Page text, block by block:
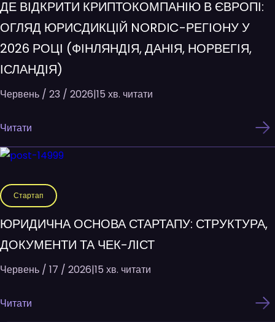
ДЕ ВІДКРИТИ КРИПТОКОМПАНІЮ В ЄВРОПІ:
ОГЛЯД ЮРИСДИКЦІЙ NORDIC-РЕГІОНУ У
2026 РОЦІ (ФІНЛЯНДІЯ, ДАНІЯ, НОРВЕГІЯ,
ІСЛАНДІЯ)
Червень / 23 / 2026|15 хв. читати
Читати
Стартап
ЮРИДИЧНА ОСНОВА СТАРТАПУ: СТРУКТУРА,
ДОКУМЕНТИ ТА ЧЕК-ЛІСТ
Червень / 17 / 2026|15 хв. читати
Читати